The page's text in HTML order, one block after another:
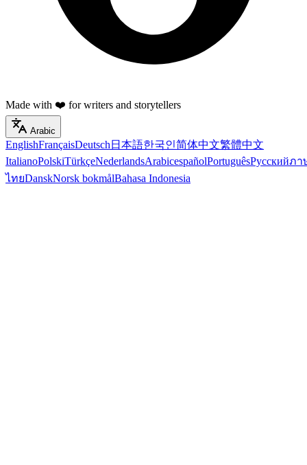
Made with ❤️ for writers and storytellers
Arabic
EnglishFrançaisDeutsch 日本語한국인简体中文繁體中文
ItalianoPolskiTürkçeNederlandsArabicespañolPortuguêsРусскийภา
ไทยDanskNorsk bokmålBahasa Indonesia